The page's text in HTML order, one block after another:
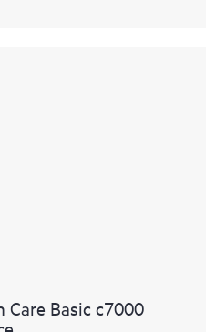
Care Basic c7000